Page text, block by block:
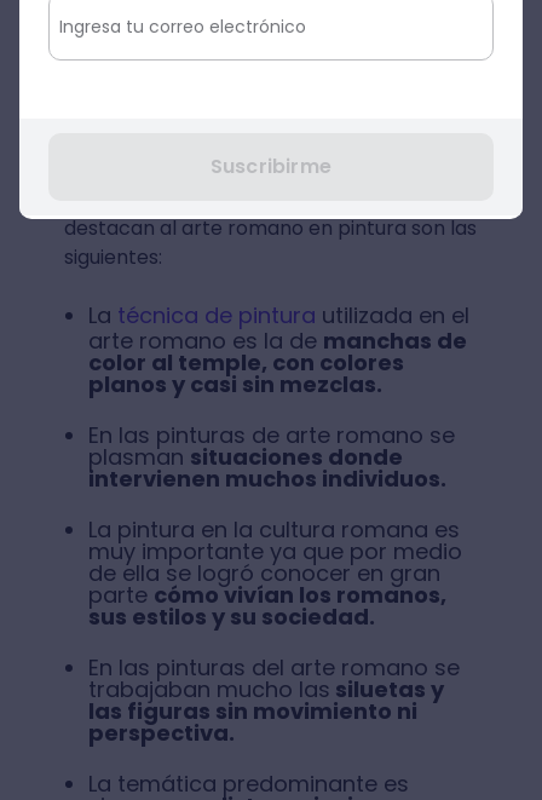
destacan al arte romano en pintura son las
siguientes:
La técnica de pintura utilizada en el
arte romano es la de manchas de
color al temple, con colores
planos y casi sin mezclas.
En las pinturas de arte romano se
plasman situaciones donde
intervienen muchos individuos.
La pintura en la cultura romana es
muy importante ya que por medio
de ella se logró conocer en gran
parte cómo vivían los romanos,
sus estilos y su sociedad.
En las pinturas del arte romano se
trabajaban mucho las siluetas y
las figuras sin movimiento ni
perspectiva.
La temática predominante es
Suscribirme